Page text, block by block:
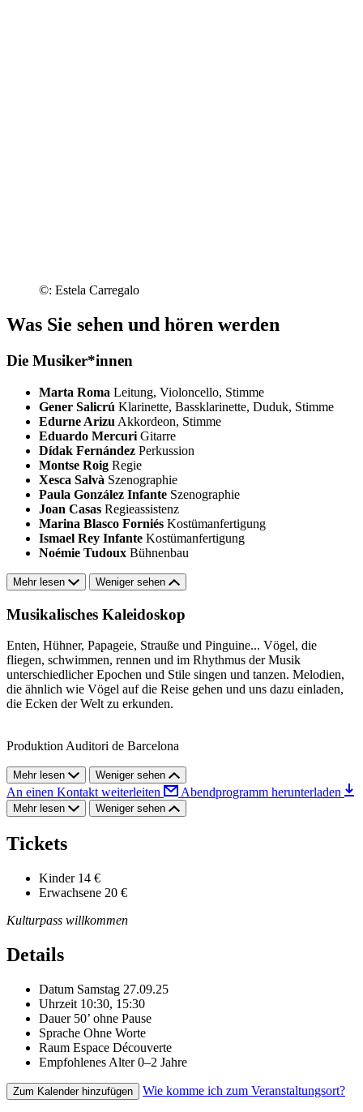
©: Estela Carregalo
Was Sie sehen und hören werden
Die Musiker*innen
Marta Roma Leitung, Violoncello, Stimme
Gener Salicrú Klarinette, Bassklarinette, Duduk, Stimme
Edurne Arizu Akkordeon, Stimme
Eduardo Mercuri Gitarre
Dídak Fernández Perkussion
Montse Roig Regie
Xesca Salvà Szenographie
Paula González Infante Szenographie
Joan Casas Regieassistenz
Marina Blasco Forniés Kostümanfertigung
Ismael Rey Infante Kostümanfertigung
Noémie Tudoux Bühnenbau
Mehr lesen Weniger sehen
Musikalisches Kaleidoskop
Enten, Hühner, Papageie, Strauße und Pinguine... Vögel, die
fliegen, schwimmen, rennen und im Rhythmus der Musik
unterschiedlicher Epochen und Stile singen und tanzen. Melodien,
die ähnlich wie Vögel auf die Reise gehen und uns dazu einladen,
die Ecken der Welt zu erkunden.
Produktion Auditori de Barcelona
Mehr lesen Weniger sehen
An einen Kontakt weiterleiten Abendprogramm herunterladen
Mehr lesen Weniger sehen
Tickets
Kinder 14 €
Erwachsene 20 €
Kulturpass willkommen
Details
Datum Samstag 27.09.25
Uhrzeit 10:30, 15:30
Dauer 50’ ohne Pause
Sprache Ohne Worte
Raum Espace Découverte
Empfohlenes Alter 0–2 Jahre
Zum Kalender hinzufügen Wie komme ich zum Veranstaltungsort?